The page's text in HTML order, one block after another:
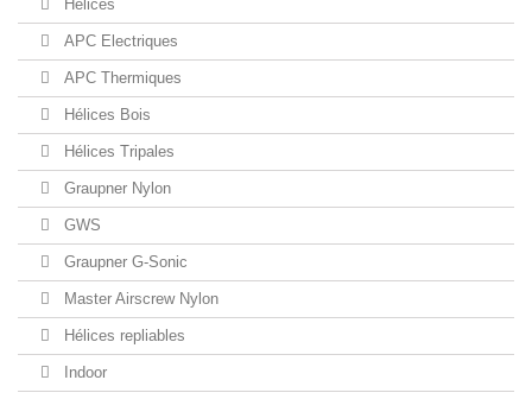
Hélices
APC Electriques
APC Thermiques
Hélices Bois
Hélices Tripales
Graupner Nylon
GWS
Graupner G-Sonic
Master Airscrew Nylon
Hélices repliables
Indoor